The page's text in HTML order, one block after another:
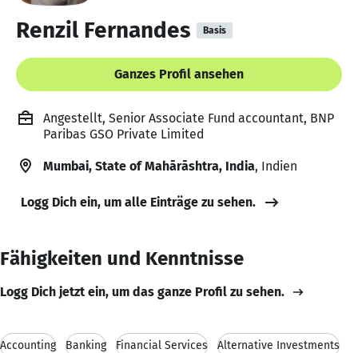
Renzil Fernandes Basis
Ganzes Profil ansehen
Angestellt, Senior Associate Fund accountant, BNP
Paribas GSO Private Limited
Mumbai, State of Mahārāshtra, India, Indien
Logg Dich ein, um alle Einträge zu sehen.
Fähigkeiten und Kenntnisse
Logg Dich jetzt ein, um das ganze Profil zu sehen.
Accounting Banking Financial Services Alternative Investments